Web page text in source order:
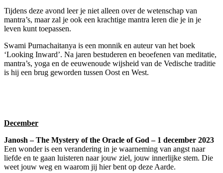
Tijdens deze avond leer je niet alleen over de wetenschap van
mantra’s, maar zal je ook een krachtige mantra leren die je in je
leven kunt toepassen.
Swami Purnachaitanya is een monnik en auteur van het boek
‘Looking Inward’. Na jaren bestuderen en beoefenen van meditatie,
mantra’s, yoga en de eeuwenoude wijsheid van de Vedische traditie
is hij een brug geworden tussen Oost en West.
December
Janosh –The Mystery of the Oracle of God – 1 december 2023
Een wonder is een verandering in je waarneming van angst naar
liefde en te gaan luisteren naar jouw ziel, jouw innerlijke stem. Die
weet jouw weg en waarom jij hier bent op deze Aarde.